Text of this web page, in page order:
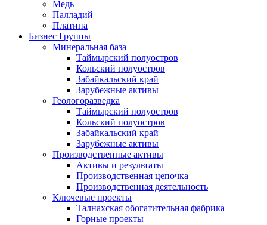
Медь
Палладий
Платина
Бизнес Группы
Минеральная база
Таймырский полуостров
Кольский полуостров
Забайкальский край
Зарубежные активы
Геологоразведка
Таймырский полуостров
Кольский полуостров
Забайкальский край
Зарубежные активы
Производственные активы
Активы и результаты
Производственная цепочка
Производственная деятельность
Ключевые проекты
Талнахская обогатительная фабрика
Горные проекты